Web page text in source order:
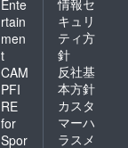
Ente
rtain
men
t
CAM
PFI
RE
for
Spor
キュリ
ティ方
針
反社基
本方針
カスタ
マーハ
ラスメ